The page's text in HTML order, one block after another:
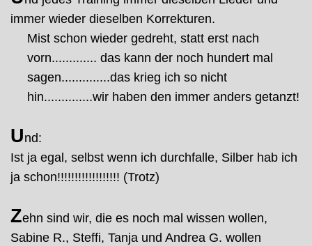
immer wieder dieselben Korrekturen.
Mist schon wieder gedreht, statt erst nach
vorn............. das kann der noch hundert mal
sagen..............das krieg ich so nicht
hin..............wir haben den immer anders getanzt!
Und:
Ist ja egal, selbst wenn ich durchfalle, Silber hab ich
ja schon!!!!!!!!!!!!!!!!!! (Trotz)
Zehn sind wir, die es noch mal wissen wollen,
Sabine R., Steffi, Tanja und Andrea G. wollen